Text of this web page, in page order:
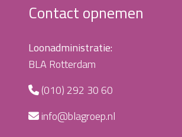
Contact opnemen
Loonadministratie:
BLA Rotterdam
(010) 292 30 60
info@blagroep.nl